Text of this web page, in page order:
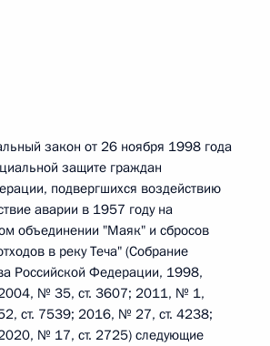
закон от 26 ноября 1998 года
защите граждан
подвергшихся воздействию
аварии в 1957 году на
объединении "Маяк" и сбросов
в реку Теча" (Собрание
Российской Федерации, 1998,
№ 35, ст. 3607; 2011, № 1,
ст. 7539; 2016, № 27, ст. 4238;
№ 17, ст. 2725) следующие